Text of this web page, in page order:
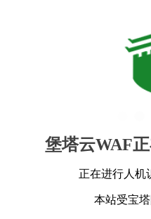
堡塔云WAF
正在进行人机
本站受宝